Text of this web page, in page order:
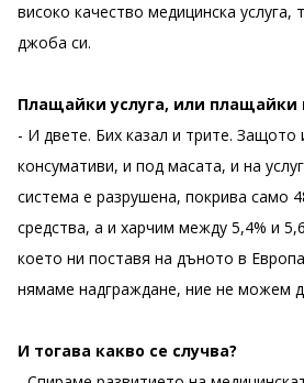
високо качество медицинска услуга,
джоба си.
Плащайки услуга, или плащайки
- И двете. Бих казал и трите.
консумативи, и под масата, и на
система е разрушена, покрива само
средства, а и харчим между 5,4% и
което ни поставя на дъното в
нямаме надграждане, ние не можем
И тогава какво се случва?